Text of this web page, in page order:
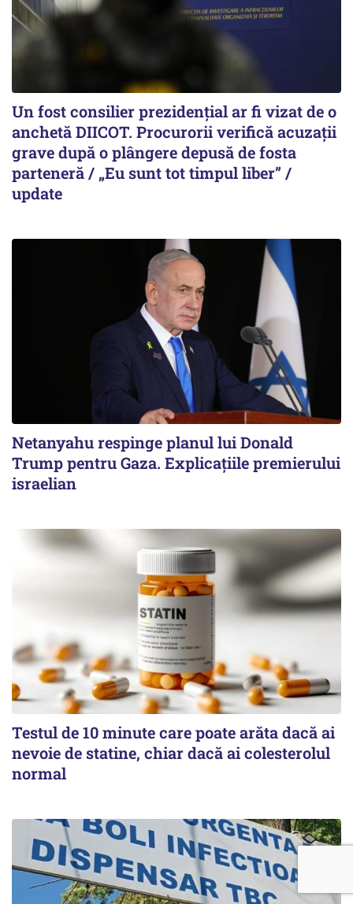
Un fost consilier prezidențial ar fi vizat de o
anchetă DIICOT. Procurorii verifică acuzații
grave după o plângere depusă de fosta
parteneră / „Eu sunt tot timpul liber” /
update
Netanyahu respinge planul lui Donald
Trump pentru Gaza. Explicațiile premierului
israelian
Testul de 10 minute care poate arăta dacă ai
nevoie de statine, chiar dacă ai colesterolul
normal